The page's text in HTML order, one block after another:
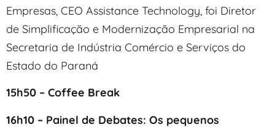
Empresas, CEO Assistance Technology, foi Diretor
de Simplificação e Modernização Empresarial na
Secretaria de Indústria Comércio e Serviços do
Estado do Paraná
15h50 – Coffee Break
16h10 – Painel de Debates: Os pequenos